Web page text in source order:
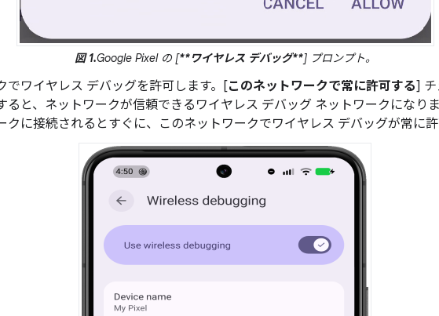
図 1.Google Pixel の [**ワイヤレス デバッグ**] プロンプト。
でワイヤレス デバッグを許可します。[このネットワークで常に許可する] チ
ると、ネットワークが信頼できるワイヤレス デバッグ ネットワークになり
クに接続されるとすぐに、このネットワークでワイヤレス デバッグが常に許